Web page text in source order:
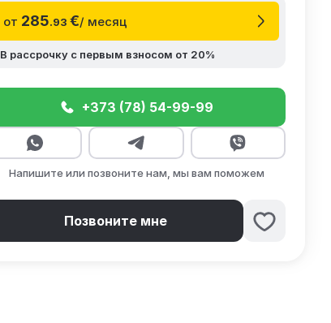
от 285.93 €/ месяц
В рассрочку с первым взносом от 20%
+373 (78) 54-99-99
Напишите или позвоните нам, мы вам поможем
Позвоните мне